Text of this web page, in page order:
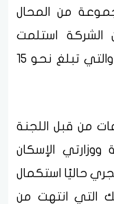
من المحال
الشركة استلمت
القيمة المالية من أرض هليو بارك والتي تبلغ نحو 15
يجري حاليًا حل 3 نزاعات من قبل اللجنة
ووزارتي الإسكان
كما أنه يجري حاليًا استكمال
التي انتهت من